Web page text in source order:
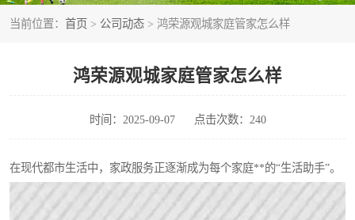
当前位置： 首页 > 公司动态 > 鸿荣源观城家庭管家怎么样
鸿荣源观城家庭管家怎么样
时间：2025-09-07 点击次数：240
在现代都市生活中，家政服务正逐渐成为每个家庭**的“生活助手”。